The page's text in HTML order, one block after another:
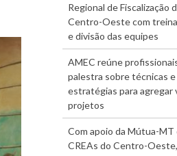
Regional de Fiscalização
Centro-Oeste com
e divisão das equipes
AMEC reúne
palestra sobre técnicas e
estratégias para agregar
projetos
Com apoio da Mútua-MT
CREAs do Centro-